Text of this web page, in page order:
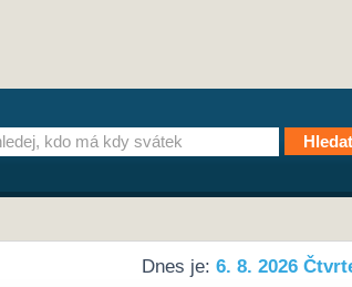
Dnes je: 6. 8. 2026